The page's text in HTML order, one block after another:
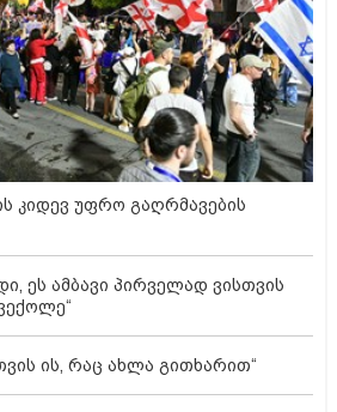
კიდევ უფრო გაღრმავების
ეს ამბავი პირველად ვისთვის
ის, რაც ახლა გითხარით“